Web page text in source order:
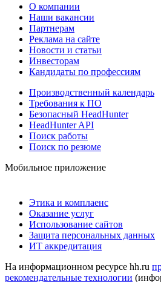
О компании
Наши вакансии
Партнерам
Реклама на сайте
Новости и статьи
Инвесторам
Кандидаты по профессиям
Производственный календарь
Требования к ПО
Безопасный HeadHunter
HeadHunter API
Поиск работы
Поиск по резюме
Мобильное приложение
Этика и комплаенс
Оказание услуг
Использование сайтов
Защита персональных данных
ИТ аккредитация
На информационном ресурсе hh.ru
рекомендательные технологии